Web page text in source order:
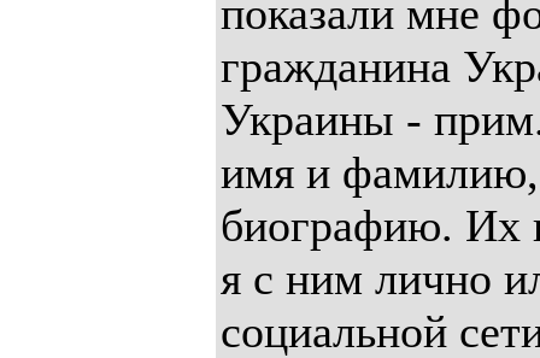
показали мне
гражданина
Украины -
имя и фамилию,
биографию. Их
я с ним лично
социальной